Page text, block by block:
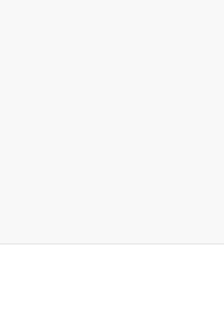
alle anderen
Knack vom Sturmtief